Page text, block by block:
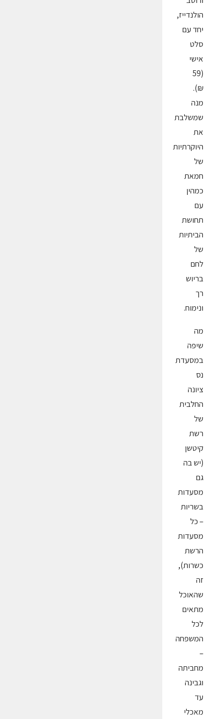
הולנדייז,
יחד עם
סלט
אישי
(59
₪).
מנה
שמשלבת
את
היוקרתיות
של
חמאת
כמהין
עם
תחושת
הביתיות
של
לחם
בריוש
רך
ונימוח.
מה
שיפה
במסעדת
נס
ציונה
החלבית
של
רשת
קיטשן
(יש בה
גם
מסעדות
בשריות
– כל
מסעדות
הרשת
כשרות),
זה
שהאוכל
מתאים
לכל
המשפחה
–
מחביתה
וגבינה
עד
מאכלי